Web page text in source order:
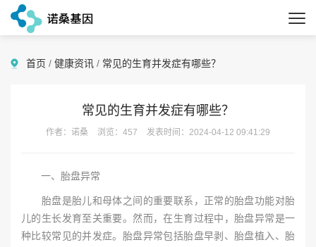
首页 / 健康资讯 / 常见的生育并发症有哪些？
常见的生育并发症有哪些？
作者：诺桑 浏览：457 发表时间：2024-04-12 09:41:29
一、胎盘异常
胎盘是胎儿和母体之间的重要联系，正常的胎盘功能对胎
儿的生长发育至关重要。然而，在生育过程中，胎盘异常是一
种比较常见的并发症。胎盘异常包括胎盘早剥、胎盘植入、胎